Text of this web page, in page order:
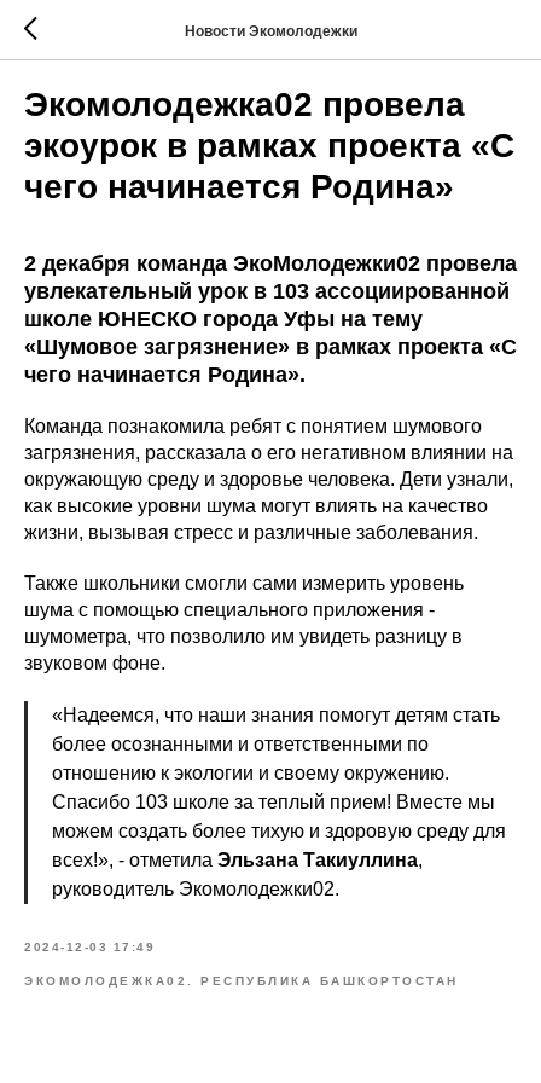
Новости Экомолодежки
Экомолодежка02 провела
экоурок в рамках проекта «С
чего начинается Родина»
2 декабря команда ЭкоМолодежки02 провела
увлекательный урок в 103 ассоциированной
школе ЮНЕСКО города Уфы на тему
«Шумовое загрязнение» в рамках проекта «С
чего начинается Родина».
Команда познакомила ребят с понятием шумового
загрязнения, рассказала о его негативном влиянии на
окружающую среду и здоровье человека. Дети узнали,
как высокие уровни шума могут влиять на качество
жизни, вызывая стресс и различные заболевания.
Также школьники смогли сами измерить уровень
шума с помощью специального приложения -
шумометра, что позволило им увидеть разницу в
звуковом фоне.
«Надеемся, что наши знания помогут детям стать
более осознанными и ответственными по
отношению к экологии и своему окружению.
Спасибо 103 школе за теплый прием! Вместе мы
можем создать более тихую и здоровую среду для
всех!», - отметила Эльзана Такиуллина,
руководитель Экомолодежки02.
2024-12-03 17:49
ЭКОМОЛОДЕЖКА02. РЕСПУБЛИКА БАШКОРТОСТАН